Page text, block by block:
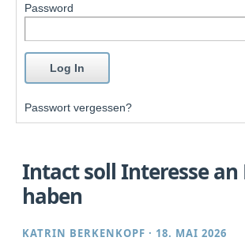
Password
Passwort vergessen?
Intact soll Interesse an
haben
KATRIN BERKENKOPF · 18. MAI 2026